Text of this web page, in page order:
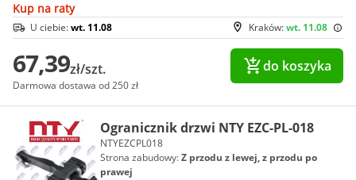
Kup na raty
Kraków:wt. 11.08
U ciebie:wt. 11.08
67,39zł/szt.
Darmowa dostawa od 250 zł
do koszyka
Ogranicznik drzwi NTY EZC-PL-018
NTYEZCPL018
Strona zabudowy:Z przodu z lewej, z przodu po
prawej